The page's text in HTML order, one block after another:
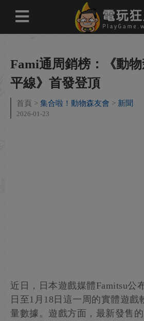
Fami通周銷榜：《動
平線》首發登頂
首頁 集合啦！動物森友會 新聞
2026-01-23
近日，日本遊戲媒體Famitsu公
日至1月18日這一周的實體遊戲
量數據。遊戲方面，最新發售